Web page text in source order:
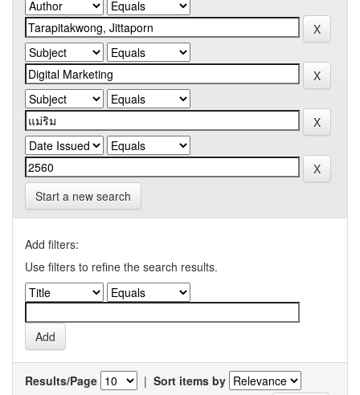
Start a new search
Add filters:
Use filters to refine the search results.
Results/Page | Sort items by